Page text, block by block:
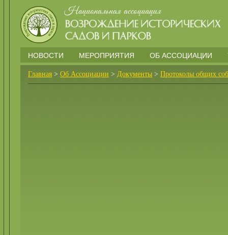
НОВОСТИ МЕРОПРИЯТИЯ ОБ АССОЦИАЦИИ
Главная > Об Ассоциации > Документы > Протоколы общих